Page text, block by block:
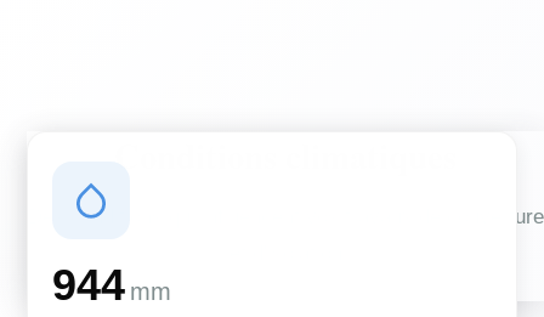
Des conditions qui influencent vos travaux de couverture
944 mm